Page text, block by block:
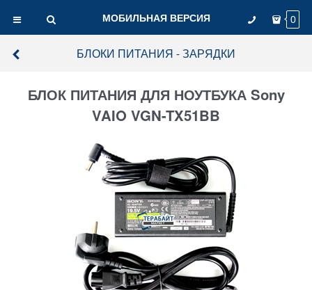
МОБИЛЬНАЯ ВЕРСИЯ 0
БЛОКИ ПИТАНИЯ - ЗАРЯДКИ
БЛОК ПИТАНИЯ ДЛЯ НОУТБУКА Sony
VAIO VGN-TX51BB